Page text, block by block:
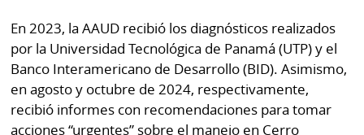
Repregunta
En 2023, la AAUD recibió los diagnósticos realizados
por la Universidad Tecnológica de Panamá (UTP) y el
Banco Interamericano de Desarrollo (BID). Asimismo,
en agosto y octubre de 2024, respectivamente,
recibió informes con recomendaciones para tomar
acciones “urgentes” sobre el manejo en Cerro